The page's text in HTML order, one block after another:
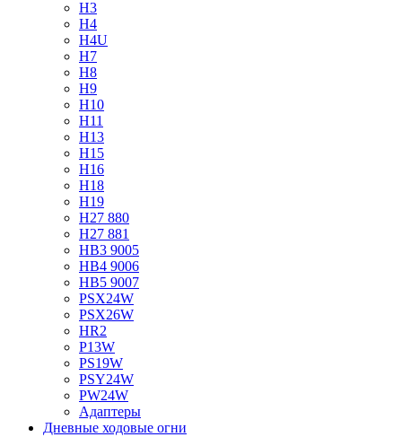
H3
H4
H4U
H7
H8
H9
H10
H11
H13
H15
H16
H18
H19
H27 880
H27 881
HB3 9005
HB4 9006
HB5 9007
PSX24W
PSX26W
HR2
P13W
PS19W
PSY24W
PW24W
Адаптеры
Дневные ходовые огни